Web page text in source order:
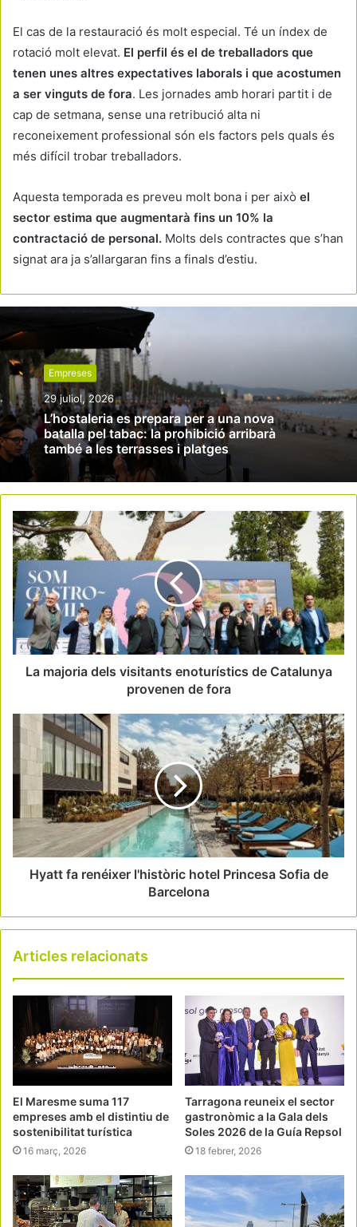
El cas de la restauració és molt especial. Té un índex de
rotació molt elevat. El perfil és el de treballadors que
tenen unes altres expectatives laborals i que acostumen
a ser vinguts de fora. Les jornades amb horari partit i de
cap de setmana, sense una retribució alta ni
reconeixement professional són els factors pels quals és
més difícil trobar treballadors.
Aquesta temporada es preveu molt bona i per això el
sector estima que augmentarà fins un 10% la
contractació de personal. Molts dels contractes que s’han
signat ara ja s’allargaran fins a finals d’estiu.
Empreses
29 juliol, 2026
L’hostaleria es prepara per a una nova
batalla pel tabac: la prohibició arribarà
també a les terrasses i platges
La majoria dels visitants enoturístics de Catalunya
provenen de fora
Hyatt fa renéixer l'històric hotel Princesa Sofia de
Barcelona
Articles relacionats
El Maresme suma 117
empreses amb el distintiu de
sostenibilitat turística
16 març, 2026
Tarragona reuneix el sector
gastronòmic a la Gala dels
Soles 2026 de la Guía Repsol
18 febrer, 2026